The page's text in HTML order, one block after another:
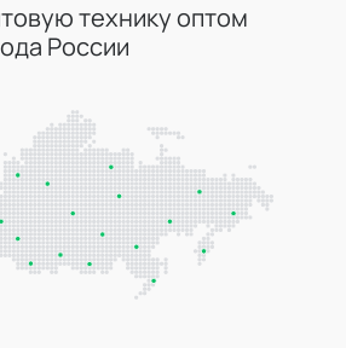
технику оптом
России